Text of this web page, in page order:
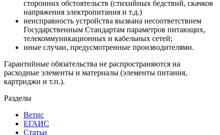
сторонних обстоятельств (стихийных бедствий, скачков
напряжения электропитания и т.д.)
неисправность устройства вызвана несоответствием
Государственным Стандартам параметров питающих,
телекоммуникационных и кабельных сетей;
иные случаи, предусмотренные производителями.
Гарантийные обязательства не распространяются на
расходные элементы и материалы (элементы питания,
картриджи и т.п.).
Разделы
Ветис
ЕГАИС
Статьи